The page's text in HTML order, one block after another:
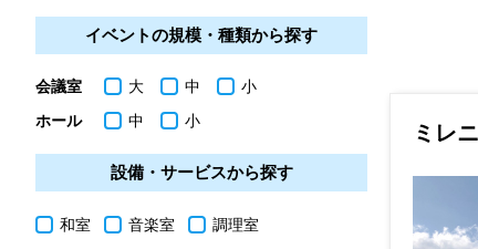
ミレ
イベントの規模・種類から探す
会議室 大 中
小
ホール
中 小
設備・サービスから探す
和室 音楽室
調理室